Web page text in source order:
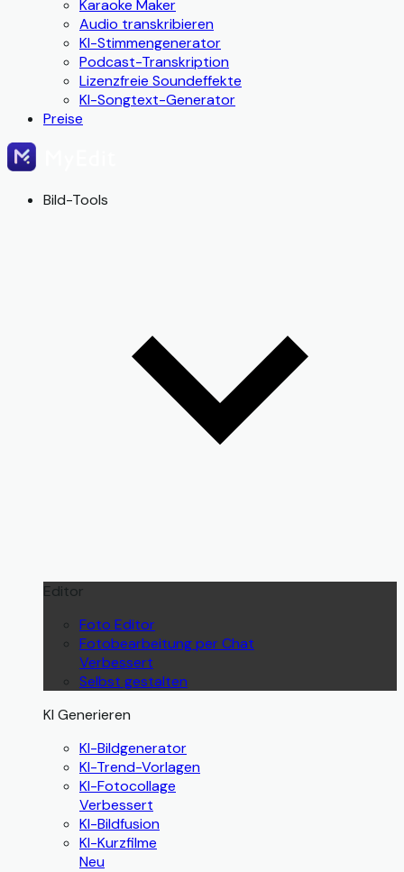
Karaoke Maker
Audio transkribieren
KI-Stimmengenerator
Podcast-Transkription
Lizenzfreie Soundeffekte
KI-Songtext-Generator
Preise
Bild-Tools
Editor
Foto Editor
Fotobearbeitung per Chat
Verbessert
Selbst gestalten
KI Generieren
KI-Bildgenerator
KI-Trend-Vorlagen
KI-Fotocollage
Verbessert
KI-Bildfusion
KI-Kurzfilme
Neu